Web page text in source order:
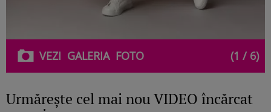
VEZI GALERIAFOTO (1 / 6)
Urmăreşte cel mai nou VIDEO încărcat